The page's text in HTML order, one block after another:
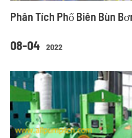
08-04 2022
Phân Tích Phổ Biến Bùn